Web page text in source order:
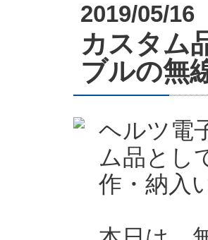
2019/05/16
カスタム
ブルの無
ヘルツ電
ム品とし
作・納入